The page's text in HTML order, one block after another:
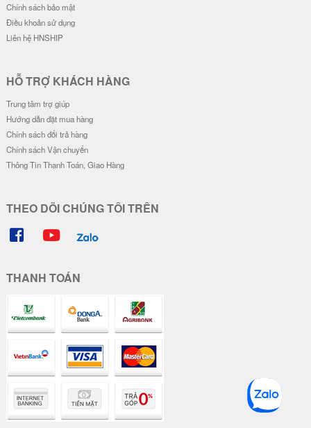
Chính sách bảo mật
Điều khoản sử dụng
Liên hệ HNSHIP
HỖ TRỢ KHÁCH HÀNG
Trung tâm trợ giúp
Hướng dẫn đặt mua hàng
Chính sách đổi trả hàng
Chính sách Vận chuyển
Thông Tin Thanh Toán, Giao Hàng
THEO DÕI CHÚNG TÔI TRÊN
THANH TOÁN